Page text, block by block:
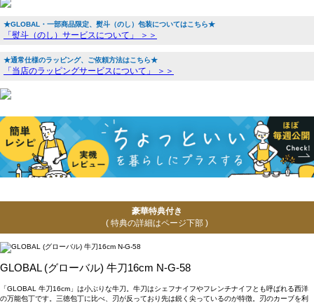
★GLOBAL・一部商品限定、熨斗（のし）包装についてはこちら★
「熨斗（のし）サービスについて」 ＞＞
★通常仕様のラッピング、ご依頼方法はこちら★
「当店のラッピングサービスについて」 ＞＞
豪華特典付き
( 特典の詳細はページ下部 )
GLOBAL (グローバル) 牛刀16cm N-G-58
「GLOBAL 牛刀16cm」は小ぶりな牛刀。牛刀はシェフナイフやフレンチナイフとも呼ばれる西洋
の万能包丁です。三徳包丁に比べ、刃が反っており先は鋭く尖っているのが特徴。刃のカーブを利